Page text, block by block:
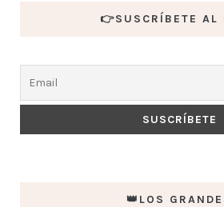
👉SUSCRÍBETE AL
👑LOS